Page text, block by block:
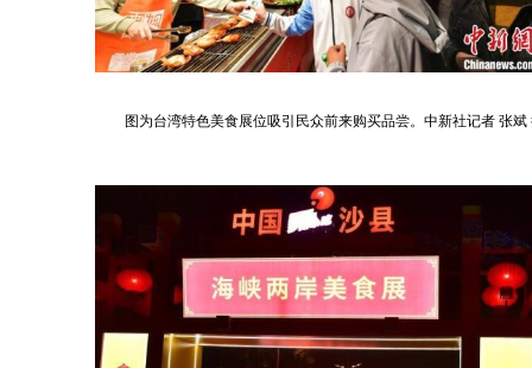
图为台湾特色美食展位吸引民众前来购买品尝。中新社记者 张斌